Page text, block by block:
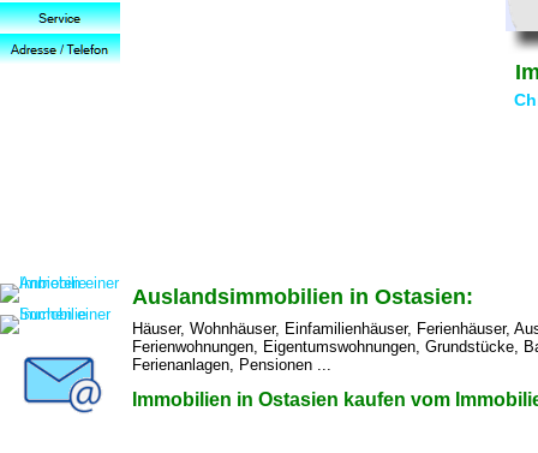
Auslandsimmobilien in Ostasien:
Häuser, Wohnhäuser, Einfamilienhäuser, Ferienhäuser,
Ferienwohnungen, Eigentumswohnungen, Grundstücke,
Ferienanlagen, Pensionen ...
Immobilien in Ostasien kaufen vom